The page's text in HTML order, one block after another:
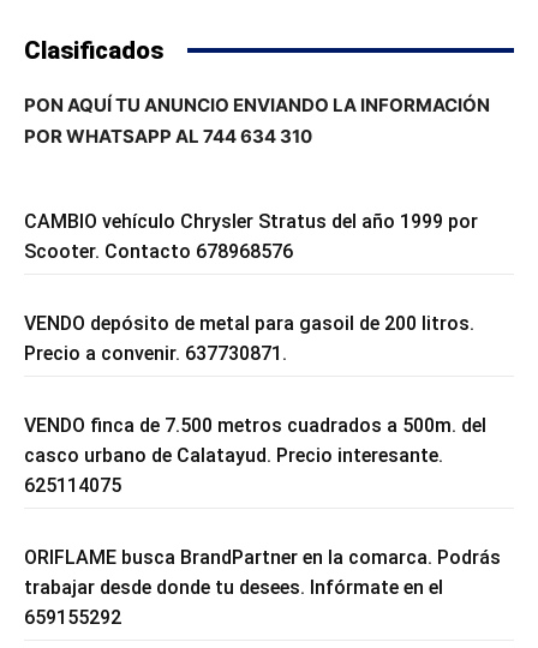
Clasificados
PON AQUÍ TU ANUNCIO ENVIANDO LA INFORMACIÓN
POR WHATSAPP AL 744 634 310
CAMBIO vehículo Chrysler Stratus del año 1999 por
Scooter. Contacto 678968576
VENDO depósito de metal para gasoil de 200 litros.
Precio a convenir. 637730871.
VENDO finca de 7.500 metros cuadrados a 500m. del
casco urbano de Calatayud. Precio interesante.
625114075
ORIFLAME busca BrandPartner en la comarca. Podrás
trabajar desde donde tu desees. Infórmate en el
659155292